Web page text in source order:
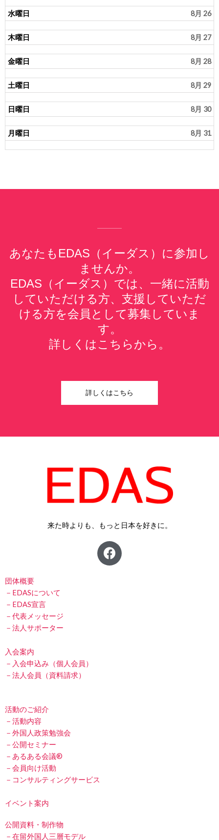
水曜日 8月 26
木曜日 8月 27
金曜日 8月 28
土曜日 8月 29
日曜日 8月 30
月曜日 8月 31
あなたもEDAS（イーダス）に参加し
ませんか。
EDAS（イーダス）では、一緒に活動
していただける方、支援していただ
ける方を会員として募集していま
す。
詳しくはこちらから。
詳しくはこちら
来た時よりも、もっと日本を好きに。
F
a
団体概要
－EDASについて
－EDAS宣言
－代表メッセージ
－法人サポーター
入会案内
－入会申込み（個人会員）
－法人会員（資料請求）
活動のご紹介
－活動内容
－外国人政策勉強会
－公開セミナー
－あるある会議®
－会員向け活動
－コンサルティングサービス
イベント案内
公開資料・制作物
－在留外国人三層モデル